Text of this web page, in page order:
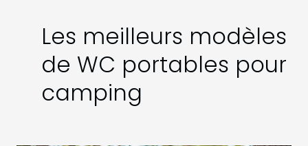
Les meilleurs modèles
de WC portables pour
camping